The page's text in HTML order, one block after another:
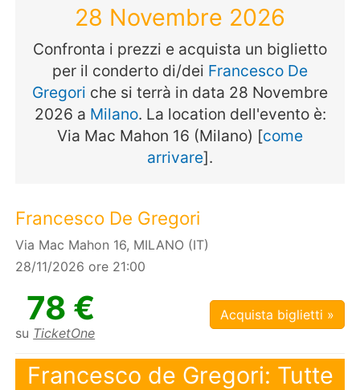
28 Novembre 2026
Confronta i prezzi e acquista un biglietto
per il conderto di/dei Francesco De
Gregori che si terrà in data 28 Novembre
2026 a Milano. La location dell'evento è:
Via Mac Mahon 16 (Milano) [come
arrivare].
Francesco De Gregori
Via Mac Mahon 16, MILANO (IT)
28/11/2026 ore 21:00
78 €
su TicketOne
Acquista biglietti »
Francesco de Gregori: Tutte